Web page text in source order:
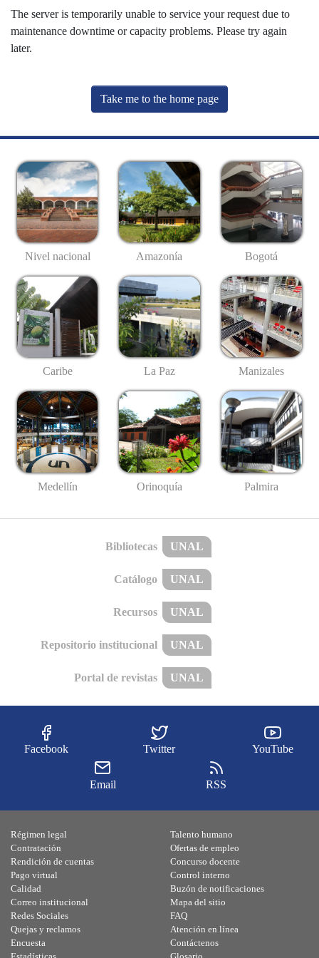
The server is temporarily unable to service your request due to
maintenance downtime or capacity problems. Please try again
later.
Take me to the home page
Nivel nacional Amazonía Bogotá
Caribe La Paz Manizales
Medellín Orinoquía Palmira
Bibliotecas UNAL
Catálogo UNAL
Recursos UNAL
Repositorio institucional UNAL
Portal de revistas UNAL
Facebook Twitter YouTube
Email RSS
Régimen legal
Contratación
Rendición de cuentas
Pago virtual
Calidad
Talento humano
Ofertas de empleo
Concurso docente
Control interno
Buzón de notificaciones
Correo institucional
Redes Sociales
Quejas y reclamos
Encuesta
Mapa del sitio
FAQ
Atención en línea
Contáctenos